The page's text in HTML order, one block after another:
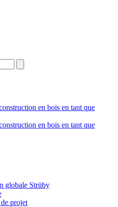
en bois en tant que
globale Strüby
projet